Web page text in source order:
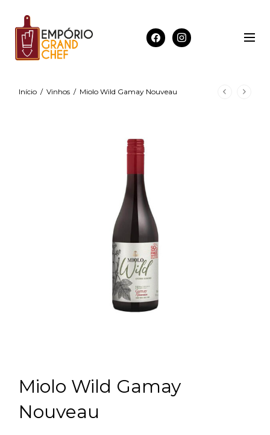
Início / Vinhos / Miolo Wild Gamay Nouveau
Miolo Wild Gamay
Nouveau